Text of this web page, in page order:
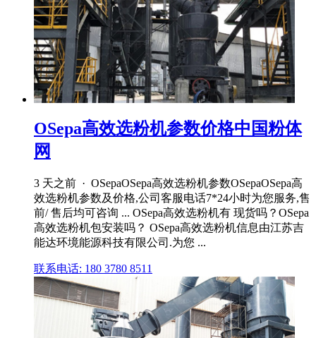
OSepa高效选粉机参数价格中国粉体
网
3 天之前 · OSepaOSepa高效选粉机参数OSepaOSepa高
效选粉机参数及价格,公司客服电话7*24小时为您服务,售
前/ 售后均可咨询 ... OSepa高效选粉机有 现货吗？OSepa
高效选粉机包安装吗？ OSepa高效选粉机信息由江苏吉
能达环境能源科技有限公司.为您 ...
联系电话: 180 3780 8511